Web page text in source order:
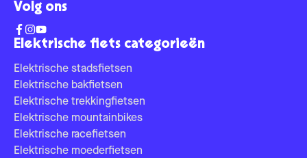
Elektrische fiets categorieën
Elektrische stadsfietsen
Elektrische bakfietsen
Elektrische trekkingfietsen
Elektrische mountainbikes
Elektrische racefietsen
Elektrische moederfietsen
Volg ons